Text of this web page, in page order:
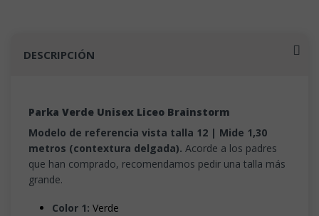
DESCRIPCIÓN
Parka Verde Unisex Liceo Brainstorm
Modelo de referencia vista talla 12 | Mide 1,30
metros (contextura delgada). Acorde a los padres
que han comprado, recomendamos pedir una talla más
grande.
Color 1: Verde